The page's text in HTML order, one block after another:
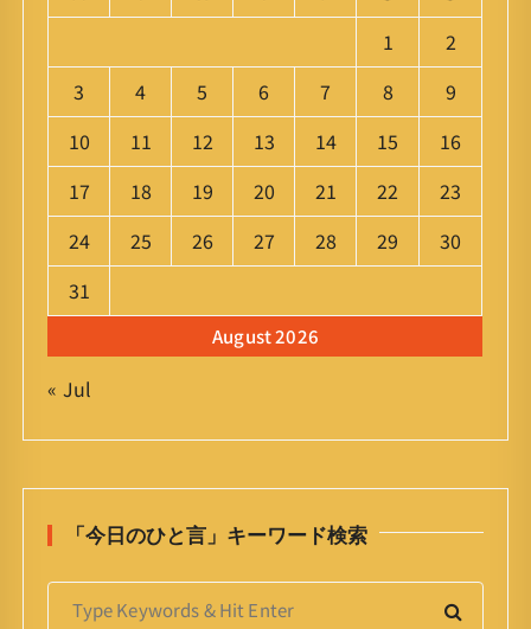
August 2026
1
2
3
4 5 6 7 8
9
10
11 12 13 14 15
16
17
18 19 20 21 22
23
24
25 26 27 28 29
30
31
« Jul
「今日のひと言」キーワード検索
S